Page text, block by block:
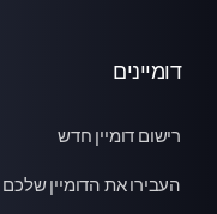
דומיינים
רישום דומיין חדש
העבירו את הדומיין שלכם